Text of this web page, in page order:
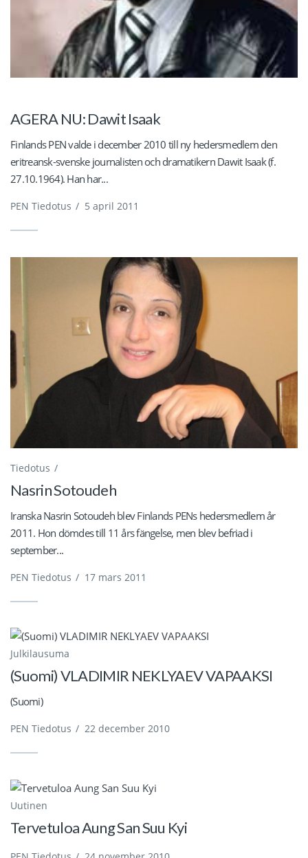
AGERA NU: Dawit Isaak
Finlands PEN valde i december 2010 till ny hedersmedlem den
eritreansk-svenske journalisten och dramatikern Dawit Isaak (f.
27.10.1964). Han har...
PEN Tiedotus / 5 april 2011
Tiedotus
Nasrin Sotoudeh
Iranska Nasrin Sotoudeh blev Finlands PENs hedersmedlem år
2011. Hon dömdes till 11 års fängelse, men blev befriad i
september...
PEN Tiedotus / 17 mars 2011
Julkilausuma
(Suomi) VLADIMIR NEKLYAEV VAPAAKSI
(Suomi)
PEN Tiedotus / 22 december 2010
Uutinen
Tervetuloa Aung San Suu Kyi